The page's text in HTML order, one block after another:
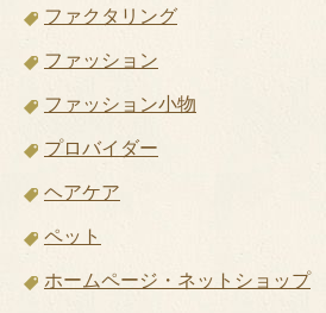
ファクタリング
ファッション
ファッション小物
プロバイダー
ヘアケア
ペット
ホームページ・ネットショップ